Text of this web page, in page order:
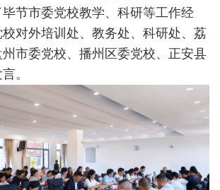
节市委党校教学、科研等工作经
对外培训处、教务处、科研处、荔
市委党校、播州区委党校、正安县
。